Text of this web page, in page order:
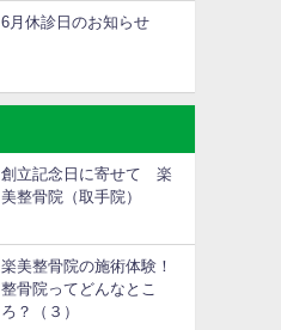
6月休診日のお知らせ
創立記念日に寄せて 楽
美整骨院（取手院）
楽美整骨院の施術体験！
整骨院ってどんなとこ
ろ？（３）